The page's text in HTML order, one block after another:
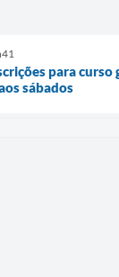
para
sábados